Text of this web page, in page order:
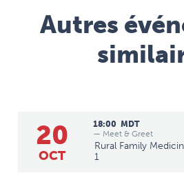
Autres
20
OCT
18:00 MDT
— Meet & Greet
Rural Family
1